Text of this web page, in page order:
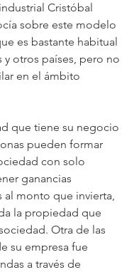
Cristóbal
sobre este modelo
es bastante habitual
y otros países, pero no
en el ámbito
que tiene su negocio
pueden formar
con solo
ganancias
al monto que invierta,
la propiedad que
Otra de las
su empresa fue
a través de